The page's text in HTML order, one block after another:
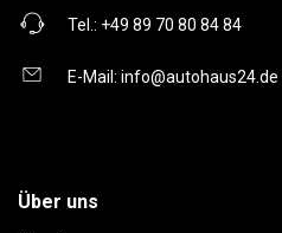
Tel.: +49 89 70 80 84 84
E-Mail: info@autohaus24.de
Über uns